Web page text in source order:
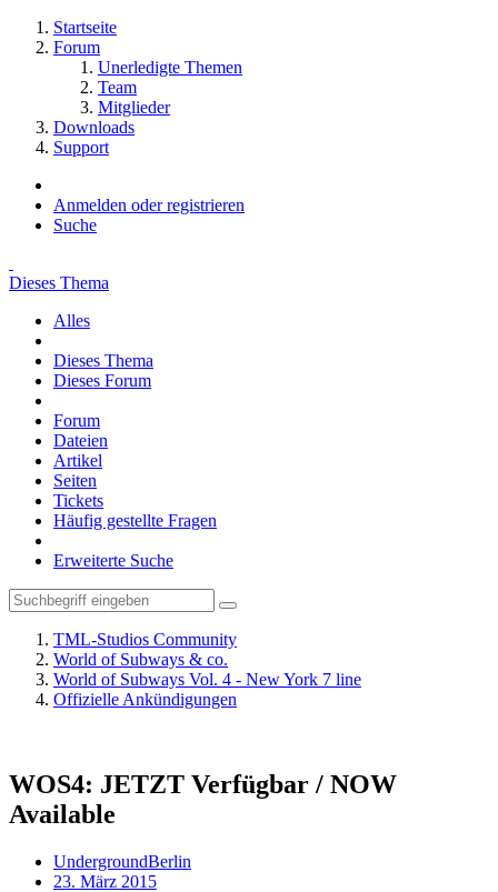
Startseite
Forum
Unerledigte Themen
Team
Mitglieder
Downloads
Support
Anmelden oder registrieren
Suche
Dieses Thema
Alles
Dieses Thema
Dieses Forum
Forum
Dateien
Artikel
Seiten
Tickets
Häufig gestellte Fragen
Erweiterte Suche
TML-Studios Community
World of Subways & co.
World of Subways Vol. 4 - New York 7 line
Offizielle Ankündigungen
WOS4: JETZT Verfügbar / NOW
Available
UndergroundBerlin
23. März 2015